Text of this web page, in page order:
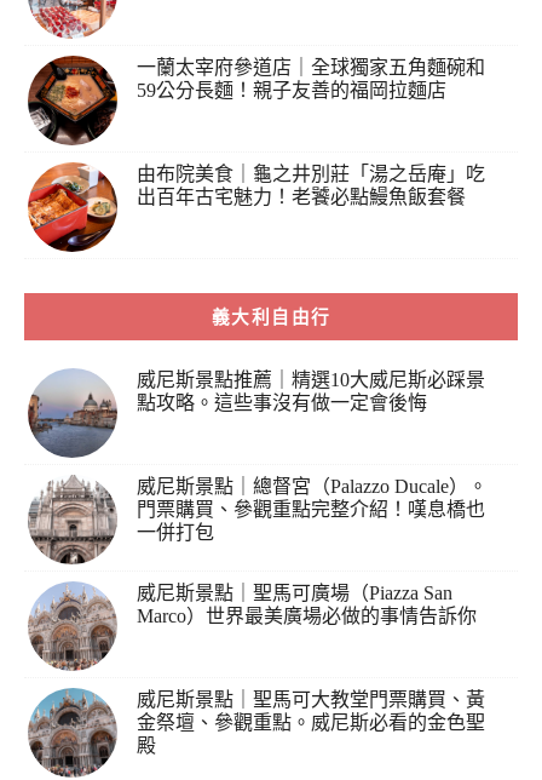
一蘭太宰府參道店｜全球獨家五角麵碗和
59公分長麵！親子友善的福岡拉麵店
由布院美食｜龜之井別莊「湯之岳庵」吃
出百年古宅魅力！老饕必點鰻魚飯套餐
義大利自由行
威尼斯景點推薦｜精選10大威尼斯必踩景
點攻略。這些事沒有做一定會後悔
威尼斯景點｜總督宮（Palazzo Ducale）。
門票購買、參觀重點完整介紹！嘆息橋也
一併打包
威尼斯景點｜聖馬可廣場（Piazza San
Marco）世界最美廣場必做的事情告訴你
威尼斯景點｜聖馬可大教堂門票購買、黃
金祭壇、參觀重點。威尼斯必看的金色聖
殿